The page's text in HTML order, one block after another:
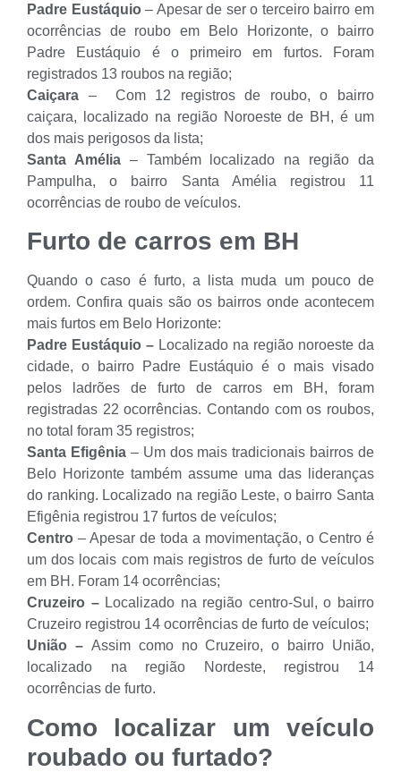
Padre Eustáquio– Apesar de ser o terceiro bairro em
ocorrências de roubo em Belo Horizonte, o bairro
Padre Eustáquio é o primeiro em furtos. Foram
registrados 13 roubos na região;
Caiçara – Com 12 registros de roubo, o bairro
caiçara, localizado na região Noroeste de BH, é um
dos mais perigosos da lista;
Santa Amélia– Também localizado na região da
Pampulha, o bairro Santa Amélia registrou 11
ocorrências de roubo de veículos.
Furto de carros em BH
Quando o caso é furto, a lista muda um pouco de
ordem. Confira quais são os bairros onde acontecem
mais furtos em Belo Horizonte:
Padre Eustáquio – Localizado na região noroeste da
cidade, o bairro Padre Eustáquio é o mais visado
pelos ladrões de furto de carros em BH, foram
registradas 22 ocorrências. Contando com os roubos,
no total foram 35 registros;
Santa Efigênia– Um dos mais tradicionais bairros de
Belo Horizonte também assume uma das lideranças
do ranking. Localizado na região Leste, o bairro Santa
Efigênia registrou 17 furtos de veículos;
Centro – Apesar de toda a movimentação, o Centro é
um dos locais com mais registros de furto de veículos
em BH. Foram 14 ocorrências;
Cruzeiro – Localizado na região centro-Sul, o bairro
Cruzeiro registrou 14 ocorrências de furto de veículos;
União – Assim como no Cruzeiro, o bairro União,
localizado na região Nordeste, registrou 14
ocorrências de furto.
Como localizar um veículo
roubado ou furtado?